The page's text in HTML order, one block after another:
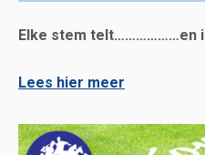
Elke stem telt………………en is
Lees hier meer